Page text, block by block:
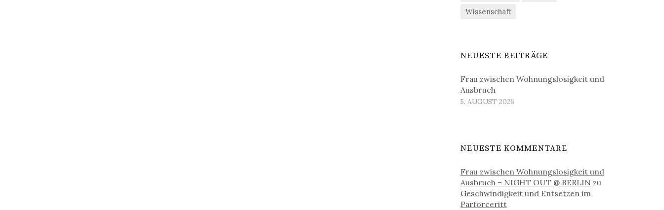
Wissenschaft
NEUESTE BEITRÄGE
Frau zwischen Wohnungslosigkeit und
Ausbruch
5. AUGUST 2026
NEUESTE KOMMENTARE
Frau zwischen Wohnungslosigkeit und
Ausbruch – NIGHT OUT @ BERLIN zu
Geschwindigkeit und Entsetzen im
Parforceritt